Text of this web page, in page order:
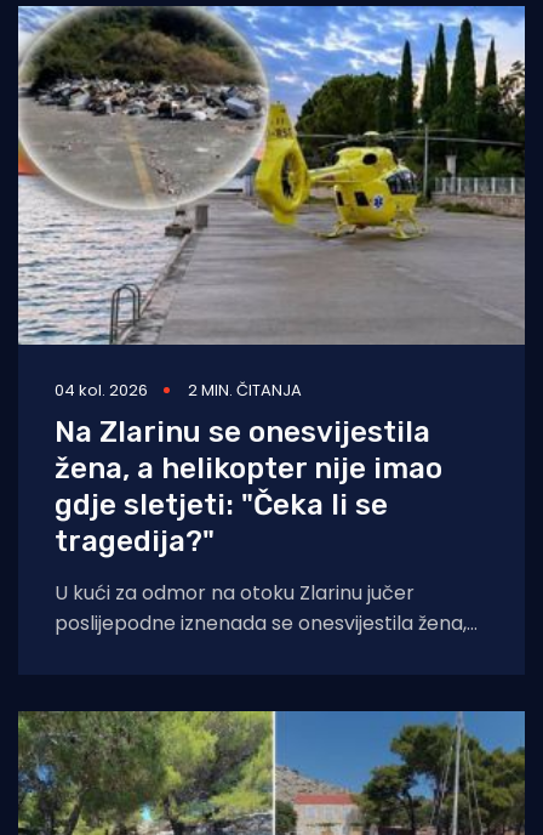
04 kol. 2026 2 MIN. ČITANJA
Na Zlarinu se onesvijestila
žena, a helikopter nije imao
gdje sletjeti: "Čeka li se
tragedija?"
U kući za odmor na otoku Zlarinu jučer
poslijepodne iznenada se onesvijestila žena,